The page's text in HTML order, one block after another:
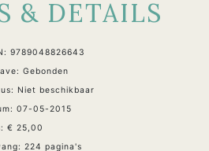
& DETAILS
9789048826643
Gebonden
Niet beschikbaar
07-05-2015
€ 25,00
224 pagina's